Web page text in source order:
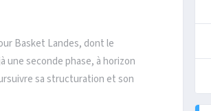
Basket Landes, dont le
une seconde phase, à horizon
sa structuration et son